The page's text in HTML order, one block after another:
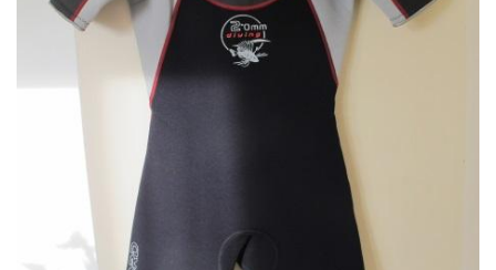
Plongeur N3
Maintien des acquis
Guide de palanquée N4
Initiateur
Moniteur Fédéral
Organisation
Responsables